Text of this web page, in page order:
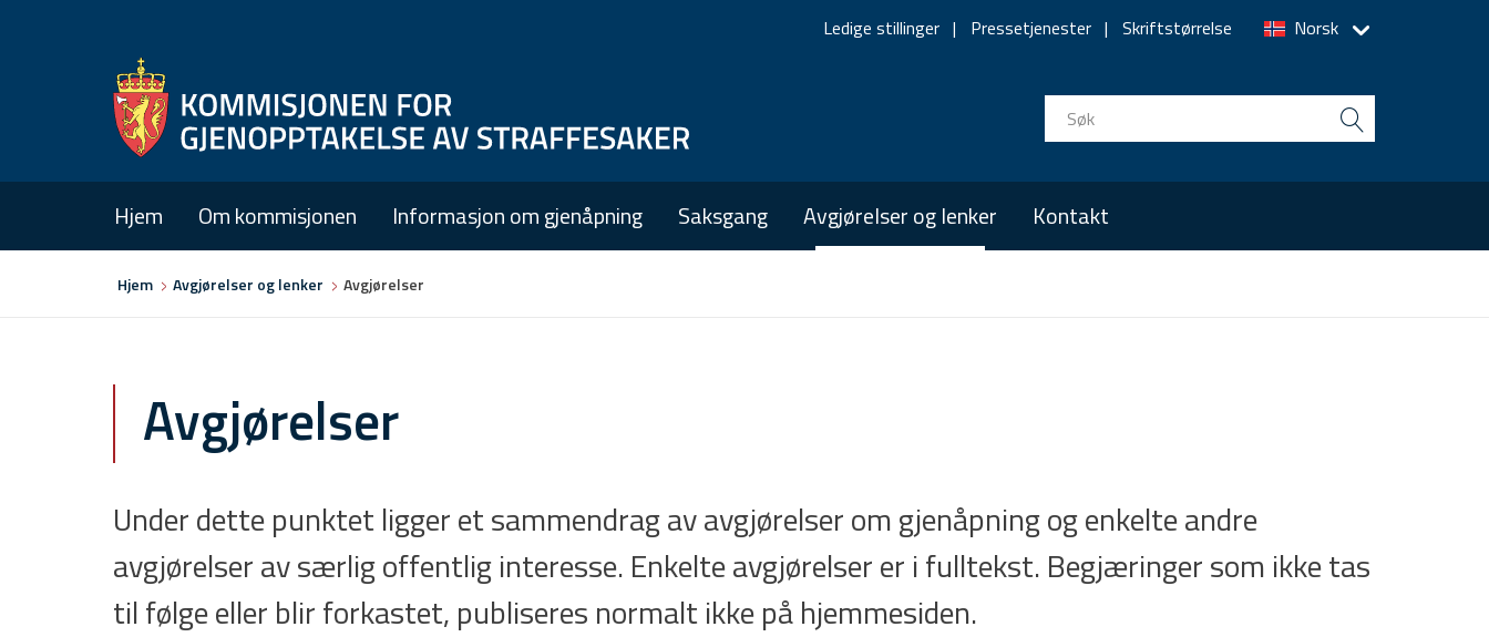
navigation
Norsk
Ledige stillinger Pressetjenester Skriftstørrelse
Hjem Om kommisjonen Informasjon om gjenåpning Saksgang Avgjørelser og lenker Kontakt
Hjem Avgjørelser og lenker Avgjørelser
Avgjørelser
Under dette punktet ligger et sammendrag av avgjørelser om gjenåpning og enkelte andre
avgjørelser av særlig offentlig interesse. Enkelte avgjørelser er i fulltekst. Begjæringer som ikke tas
til følge eller blir forkastet, publiseres normalt ikke på hjemmesiden.